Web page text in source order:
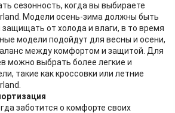
сезонность, когда вы выбираете
Модели осень-зима должны быть
от холода и влаги, в то время
модели подойдут для весны и осени,
между комфортом и защитой. Для
можно выбрать более легкие и
такие как кроссовки или летние
заботится о комфорте своих